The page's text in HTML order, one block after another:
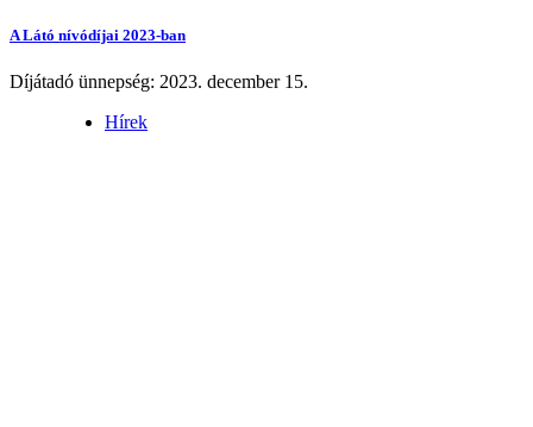
A Látó nívódíjai 2023-ban
Díjátadó ünnepség: 2023. december 15.
Hírek